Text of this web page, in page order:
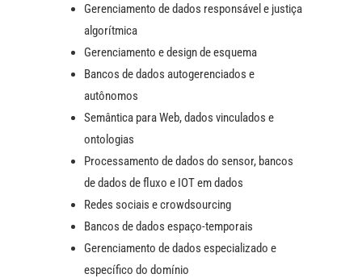
Gerenciamento de dados responsável e justiça
algorítmica
Gerenciamento e design de esquema
Bancos de dados autogerenciados e
autônomos
Semântica para Web, dados vinculados e
ontologias
Processamento de dados do sensor, bancos
de dados de fluxo e IOT em dados
Redes sociais e crowdsourcing
Bancos de dados espaço-temporais
Gerenciamento de dados especializado e
específico do domínio